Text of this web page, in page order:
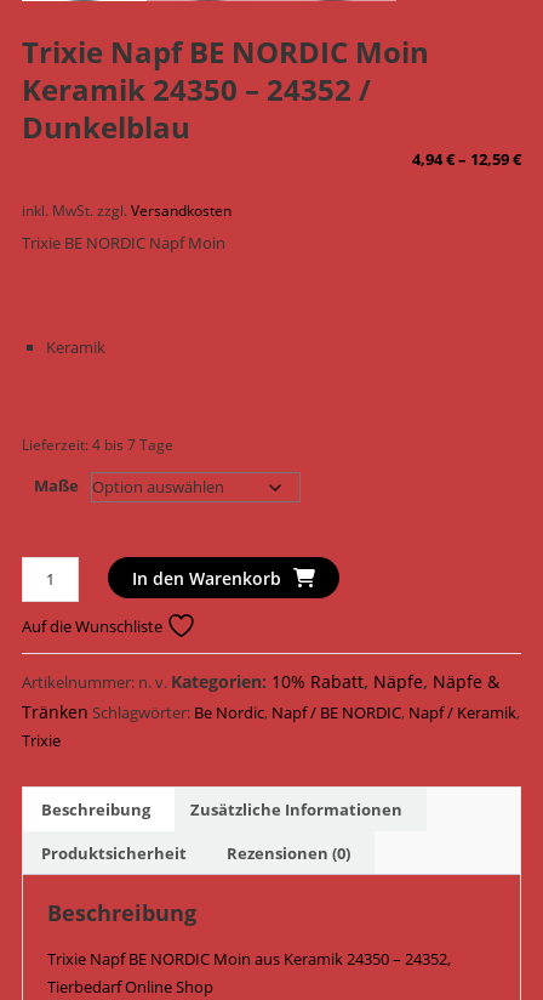
Trixie Napf BE NORDIC Moin
Keramik 24350 – 24352 /
Dunkelblau
4,94€– 12,59€
inkl. MwSt.zzgl.Versandkosten
Trixie BE NORDIC Napf Moin
Keramik
Lieferzeit:4 bis 7 Tage
Maße
Trixie
Napf
BE
NORDIC
Moin
Keramik
24350
24352
Dunkelblau
Menge
In den Warenkorb
Auf die Wunschliste
Artikelnummer: n. v. Kategorien: 10% Rabatt, Näpfe, Näpfe &
Tränken Schlagwörter: Be Nordic, Napf / BE NORDIC, Napf / Keramik,
Trixie
Beschreibung
Zusätzliche Informationen
Produktsicherheit
Rezensionen (0)
Beschreibung
Trixie Napf BE NORDIC Moin aus Keramik 24350 – 24352,
Tierbedarf Online Shop